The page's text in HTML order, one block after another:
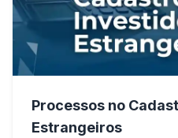
Processos no
Estrangeiros